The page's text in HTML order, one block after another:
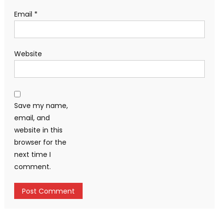
Email *
Website
Save my name,
email, and
website in this
browser for the
next time I
comment.